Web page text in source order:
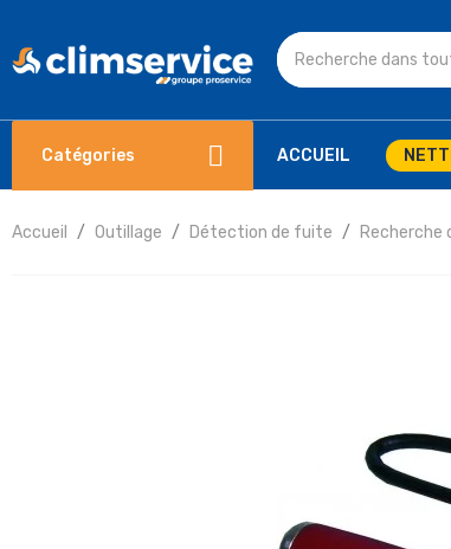
Catégories ACCUEIL
Accueil Outillage Détection de fuite Recherche